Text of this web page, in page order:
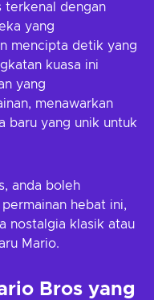
terkenal dengan
yang
mencipta detik yang
kuasa ini
yang
menawarkan
baru yang unik untuk
anda boleh
hebat ini,
nostalgia klasik atau
Mario.
Bros yang